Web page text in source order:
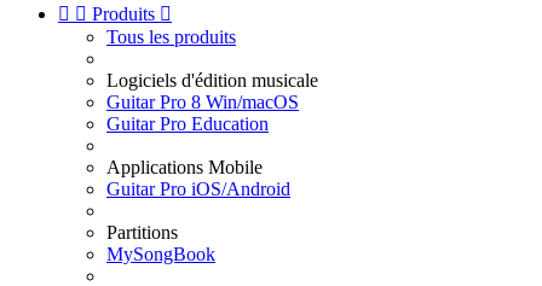
  Produits 
Tous les produits
Logiciels d'édition musicale
Guitar Pro 8 Win/macOS
Guitar Pro Education
Applications Mobile
Guitar Pro iOS/Android
Partitions
MySongBook